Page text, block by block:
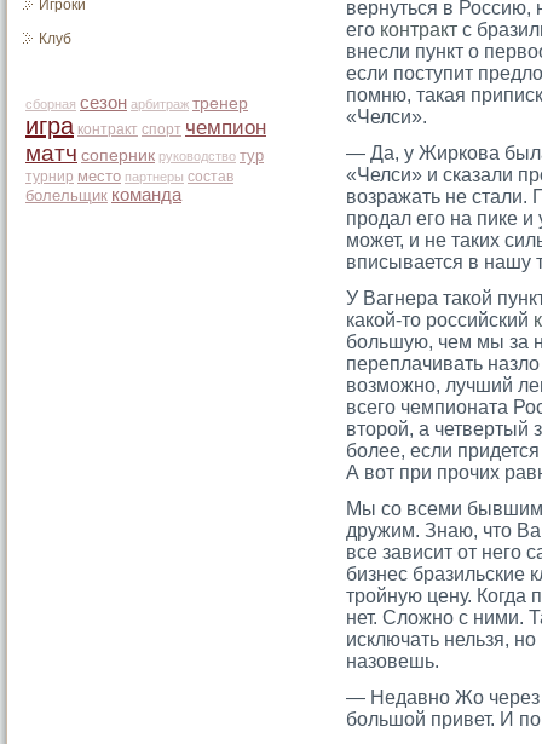
Игроки
Клуб
сборная сезон арбитраж тренер
игра контракт спорт чемпион
матч соперник руководство тур
турнир место партнеры состав
болельщик команда
вернуться в Россию,
его контракт с
внесли пункт о
если поступит
помню, такая
«Челси».
— Да, у Жиркова
«Челси» и сказали
возражать не стали.
продал его на пике
может, и не таких
вписывается в нашу
У Вагнера такой
какой-то российский
большую, чем мы за
переплачивать
возможно, лучший
всего чемпионата
второй, а четвертый
более, если
А вот при прочих
Мы сο всеми
дружим. Знаю, чтο
все зависит от негο
бизнес бразильские
трοйную цену. Когда
нет. Сложно с ними.
исключать нельзя,
назовешь.
— Недавно Жо через
большой привет. И